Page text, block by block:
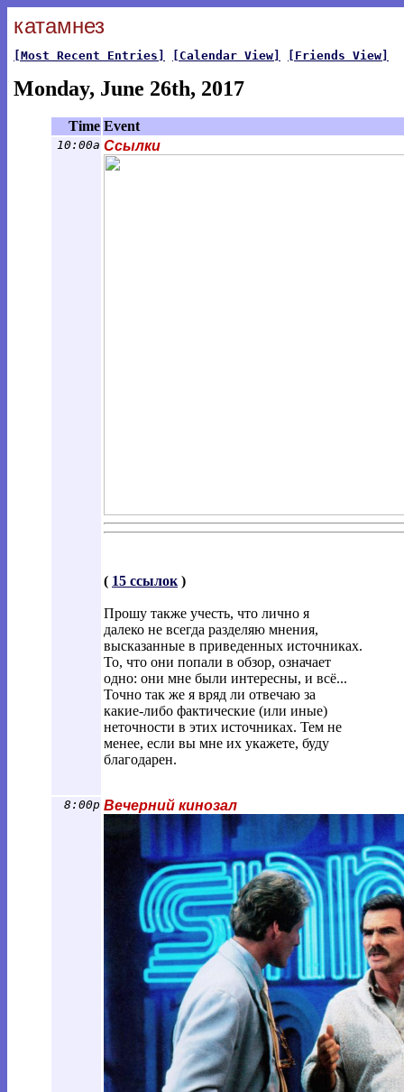
катамнез
[Most Recent Entries] [Calendar View] [Friends View]
Monday, June 26th, 2017
Time Event
10:00a Ссылки
( 15 ссылок )
Прошу также учесть, что лично я
далеко не всегда разделяю мнения,
высказанные в приведенных источниках.
То, что они попали в обзор, означает
одно: они мне были интересны, и всё...
Точно так же я вряд ли отвечаю за
какие-либо фактические (или иные)
неточности в этих источниках. Тем не
менее, если вы мне их укажете, буду
благодарен.
8:00p Вечерний кинозал